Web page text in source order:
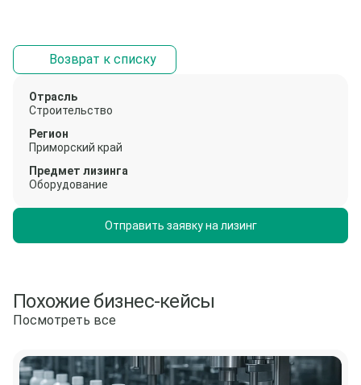
Возврат к списку
Отрасль
Строительство
Регион
Приморский край
Предмет лизинга
Оборудование
Отправить заявку на лизинг
Похожие бизнес-кейсы
Посмотреть все